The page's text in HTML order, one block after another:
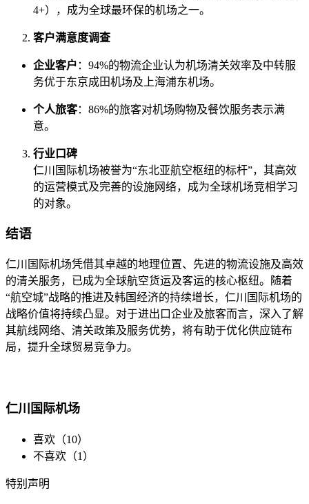
4+），成为全球最环保的机场之一。
客户满意度调查
企业客户 ：94%的物流企业认为机场清关效率及中转服
务优于东京成田机场及上海浦东机场。
个人旅客：86%的旅客对机场购物及餐饮服务表示满
意。
行业口碑
仁川国际机场被誉为“东北亚航空枢纽的标杆”，其高效
的运营模式及完善的设施网络，成为全球机场竞相学习
的对象。
结语
仁川国际机场凭借其卓越的地理位置、先进的物流设施及高效
的清关服务，已成为全球航空货运及客运的核心枢纽。随着
“航空城”战略的推进及韩国经济的持续增长，仁川国际机场的
战略价值将持续凸显。对于进出口企业及旅客而言，深入了解
其航线网络、清关政策及服务优势，将有助于优化供应链布
局，提升全球贸易竞争力。
仁川国际机场
喜欢（10）
不喜欢（1 ）
特别声明